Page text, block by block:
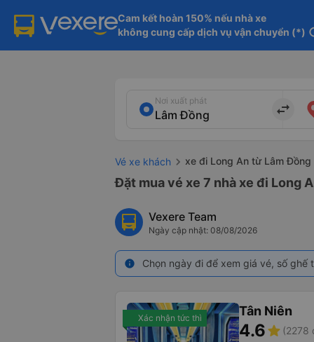
Cam kết hoàn 150% nếu nhà xe
không cung cấp dịch vụ vận chuyển (*)
Nơi xuất phát
import_export
Vé xe khách xe đi Long An từ Lâm Đồng
Đặt mua vé xe 7 nhà xe đi Long
Vexere Team
Ngày cập nhật: 08/08/2026
info Chọn ngày đi để xem giá vé, số
Xác nhận tức thì Tân Niên
4.6star (2278